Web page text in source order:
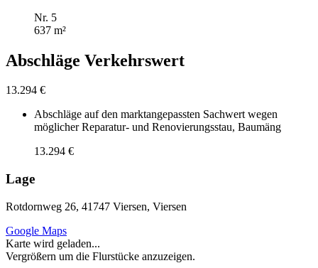
Nr. 5
637 m²
Abschläge Verkehrswert
13.294 €
Abschläge auf den marktangepassten Sachwert wegen
möglicher Reparatur- und Renovierungsstau, Baumäng
13.294 €
Lage
Rotdornweg 26, 41747 Viersen, Viersen
Google Maps
Karte wird geladen...
Vergrößern um die Flurstücke anzuzeigen.